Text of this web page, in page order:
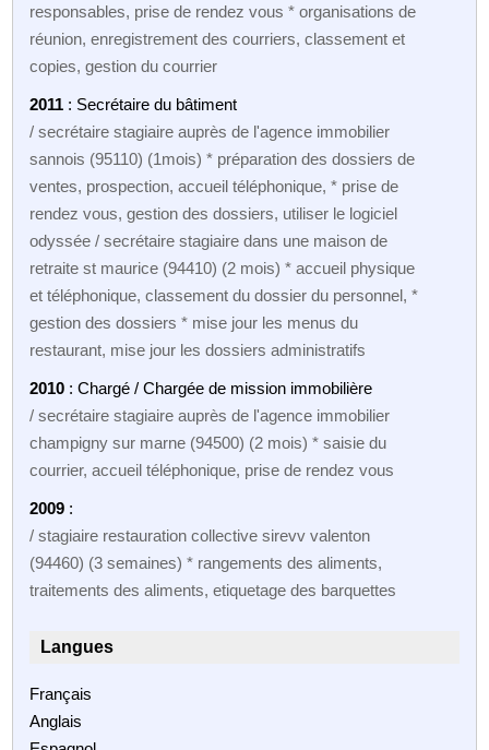
responsables, prise de rendez vous * organisations de
réunion, enregistrement des courriers, classement et
copies, gestion du courrier
2011 : Secrétaire du bâtiment
/ secrétaire stagiaire auprès de l'agence immobilier
sannois (95110) (1mois) * préparation des dossiers de
ventes, prospection, accueil téléphonique, * prise de
rendez vous, gestion des dossiers, utiliser le logiciel
odyssée / secrétaire stagiaire dans une maison de
retraite st maurice (94410) (2 mois) * accueil physique
et téléphonique, classement du dossier du personnel, *
gestion des dossiers * mise jour les menus du
restaurant, mise jour les dossiers administratifs
2010 : Chargé / Chargée de mission immobilière
/ secrétaire stagiaire auprès de l'agence immobilier
champigny sur marne (94500) (2 mois) * saisie du
courrier, accueil téléphonique, prise de rendez vous
2009 :
/ stagiaire restauration collective sirevv valenton
(94460) (3 semaines) * rangements des aliments,
traitements des aliments, etiquetage des barquettes
Langues
Français
Anglais